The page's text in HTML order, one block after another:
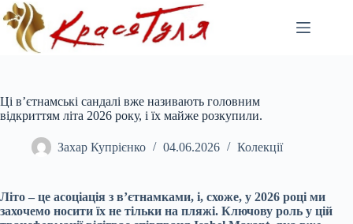
Перейти
до
вмісту
Ці в’єтнамські сандалі вже називають головним
відкриттям літа 2026 року, і їх майже розкупили.
Захар Купрієнко 04.06.2026 Колекції
Літо – це асоціація з в’єтнамками, і, схоже, у 2026 році ми
захочемо носити їх не тільки на пляжі. Ключову роль у цій